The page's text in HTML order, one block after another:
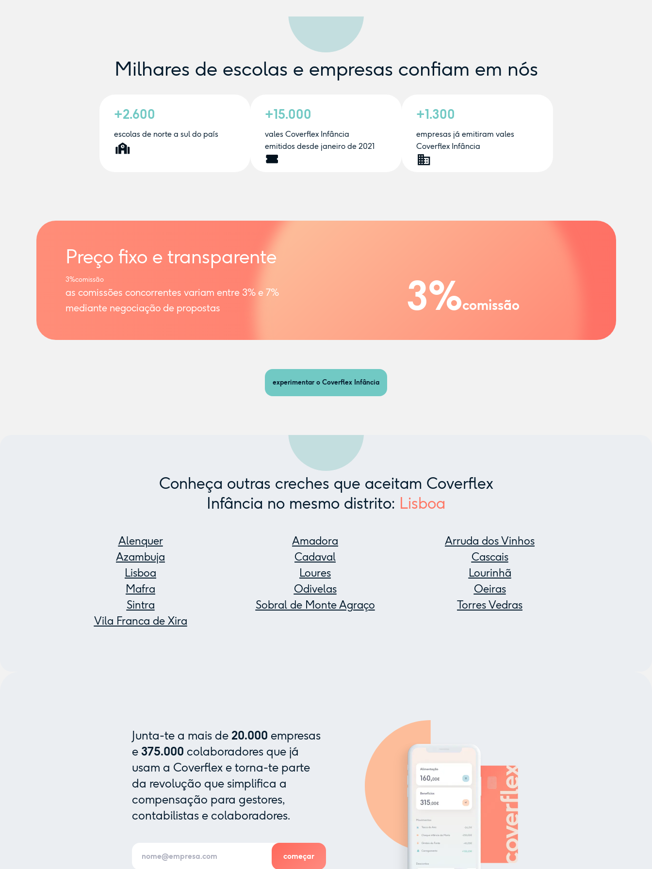
Milhares de escolas e empresas confiam em nós
+2.600
escolas de norte a sul do país
+15.000
vales Coverflex Infância
emitidos desde janeiro de 2021
+1.300
empresas já emitiram vales
Coverflex Infância
Preço fixo e transparente
3%comissão
as comissões concorrentes variam entre 3% e 7%
mediante negociação de propostas
3%comissão
experimentar o Coverflex Infância
Conheça outras creches que aceitam Coverflex
Infância no mesmo distrito: Lisboa
Alenquer Amadora
Arruda dos Vinhos
Azambuja
Cadaval
Cascais
Lisboa
Loures
Lourinhã
Mafra
Odivelas
Oeiras
Sintra
Sobral de Monte Agraço
Torres Vedras
Vila Franca de Xira
Junta-te a mais de 20.000 empresas
e 375.000 colaboradores que já
usam a Coverflex e torna-te parte
da revolução que simplifica a
compensação para gestores,
contabilistas e colaboradores.